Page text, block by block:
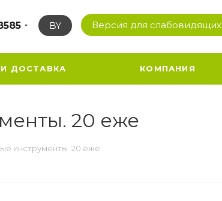
BY Версия для слабовидящих
ДОСТАВКА КОМПАНИЯ
20 еже
инструменты. 20 еже